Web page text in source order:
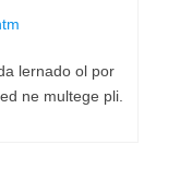
lernado ol por
ne multege pli.